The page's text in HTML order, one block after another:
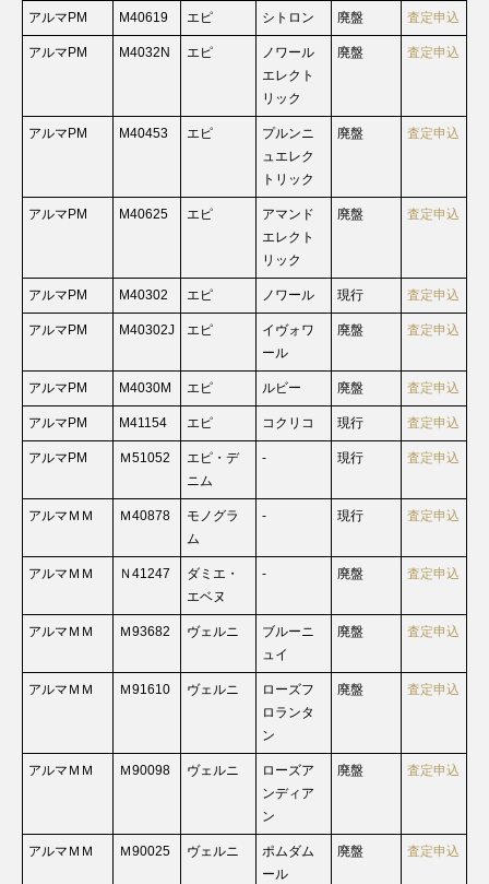
アルマPM M40619 エピ シトロン 廃盤 査定申込
アルマPM M4032N エピ
ノワール
エレクト
リック
廃盤 査定申込
アルマPM M40453 エピ
プルンニ
ュエレク
トリック
廃盤 査定申込
アルマPM M40625 エピ
アマンド
エレクト
リック
廃盤 査定申込
アルマPM M40302 エピ ノワール 現行 査定申込
アルマPM M40302J エピ
イヴォワ
ール
廃盤 査定申込
アルマPM M4030M エピ ルビー 廃盤 査定申込
アルマPM M41154 エピ コクリコ 現行 査定申込
アルマPM Ｍ51052
エピ・デ
ニム
- 現行 査定申込
アルマＭＭ Ｍ40878
モノグラ
ム
- 現行 査定申込
アルマＭＭ Ｎ41247
ダミエ・
エベヌ
- 廃盤 査定申込
アルマＭＭ Ｍ93682 ヴェルニ
ブルーニ
ュイ
廃盤 査定申込
アルマＭＭ Ｍ91610 ヴェルニ
ローズフ
ロランタ
ン
廃盤 査定申込
アルマＭＭ Ｍ90098 ヴェルニ
ローズア
ンディア
ン
廃盤 査定申込
アルマＭＭ Ｍ90025 ヴェルニ
ポムダム
ール
廃盤 査定申込